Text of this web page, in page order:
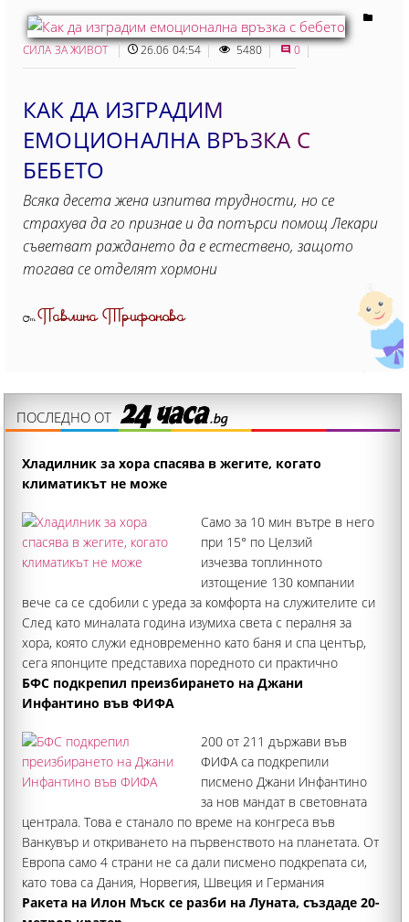
СИЛА ЗА ЖИВОТ 26.06 04:54 5480 0
КАК ДА ИЗГРАДИМ
ЕМОЦИОНАЛНА ВРЪЗКА С
БЕБЕТО
Всяка десета жена изпитва трудности, но се
страхува да го признае и да потърси помощ Лекари
съветват раждането да е естествено, защото
тогава се отделят хормони
ОтПавлина Трифонова
ПОСЛЕДНО ОТ
Хладилник за хора спасява в жегите, когато
климатикът не може
Само за 10 мин вътре в него
при 15° по Целзий
изчезва топлинното
изтощение 130 компании
вече са се сдобили с уреда за комфорта на служителите си
След като миналата година изумиха света с пералня за
хора, която служи едновременно като баня и спа център,
сега японците представиха поредното си практично
изобретение – хладилник за индивидуално
БФС подкрепил преизбирането на Джани
Инфантино във ФИФА
200 от 211 държави във
ФИФА са подкрепили
писмено Джани Инфантино
за нов мандат в световната
централа. Това е станало по време на конгреса във
Ванкувър и откриването на първенството на планетата. От
Европа само 4 страни не са дали писмено подкрепата си,
като това са Дания, Норвегия, Швеция и Германия
Ракета на Илон Мъск се разби на Луната, създаде 20-